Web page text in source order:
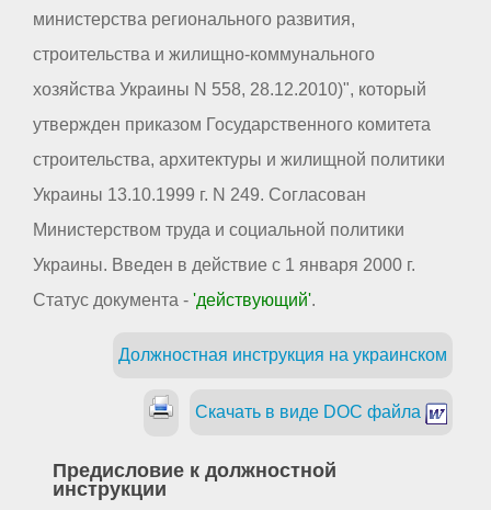
министерства регионального развития,
строительства и жилищно-коммунального
хозяйства Украины N 558, 28.12.2010)", который
утвержден приказом Государственного комитета
строительства, архитектуры и жилищной политики
Украины 13.10.1999 г. N 249. Согласован
Министерством труда и социальной политики
Украины. Введен в действие с 1 января 2000 г.
Статус документа - 'действующий'.
Должностная инструкция на украинском
Скачать в виде DOC файла
Предисловие к должностной
инструкции